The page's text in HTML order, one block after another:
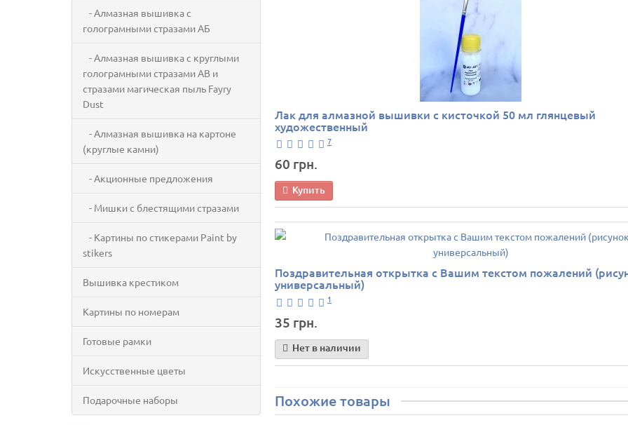
- Алмазная вышивка с
голограмными стразами АБ
- Алмазная вышивка с круглыми
голограмными стразами AB и
стразами магическая пыль Fayry
Dust
- Алмазная вышивка на картоне
(круглые камни)
- Акционные предложения
- Мишки с блестящими стразами
- Картины по стикерами Paint by
stikers
Вышивка крестиком
Картины по номерам
Готовые рамки
Искусственные цветы
Подарочные наборы
Лак для алмазной вышивки с кисточкой 50 мл глянцевый
художественный
7
60 грн.
Купить
Поздравительная открытка с Вашим текстом пожалений
универсальный)
1
35 грн.
Нет в наличии
Похожие товары